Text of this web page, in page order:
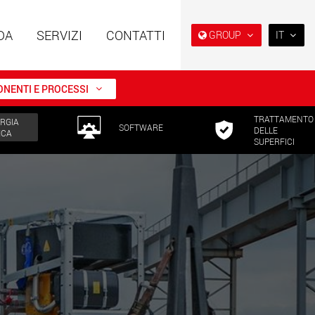
GROUP
speciali con
modulare per
Rimorchi speciali, progettati
www.maxtrailer.us
speciali per portate
fino a 500 t
Veicoli elettrici a batteria con
capacità di carico a partire
da 5 t
www.morello.eu.com
per il
di carichi leggeri
SPMT e veicoli industriali per
portate fino a 25.000 t e oltre
IT
NL
IT
ES
日本
SERVIZI CONTATTI
E PROCESSI
SOFTWARE
TRATTAMENTO
DELLE
SUPERFICI